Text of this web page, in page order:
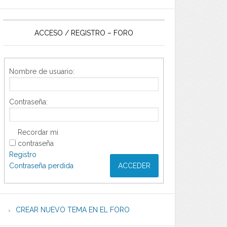
ACCESO / REGISTRO – FORO
Nombre de usuario:
Contraseña:
Recordar mi
contraseña
ACCEDER
Registro
Contraseña perdida
CREAR NUEVO TEMA EN EL FORO